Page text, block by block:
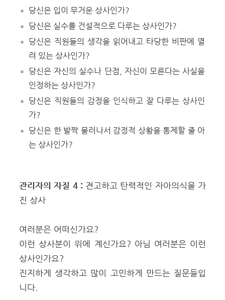
당신은 입이 무거운 상사인가?
당신은 실수를 건설적으로 다루는 상사인가?
당신은 직원들의 생각을 읽어내고 타당한 비판에 열
려 있는 상사인가?
당신은 자신의 실수나 단점, 자신이 모른다는 사실을
인정하는 상사인가?
당신은 직원들의 감정을 인식하고 잘 다루는 상사인
가?
당신은 한 발짝 물러나서 감정적 상황을 통제할 줄 아
는 상사인가?
관리자의 자질 4 : 견고하고 탄력적인 자아의식을 가
진 상사
여러분은 어떠신가요?
이런 상사분이 위에 계신가요? 아님 여러분은 이런
상사인가요?
진지하게 생각하고 많이 고민하게 만드는 질문들입
니다.